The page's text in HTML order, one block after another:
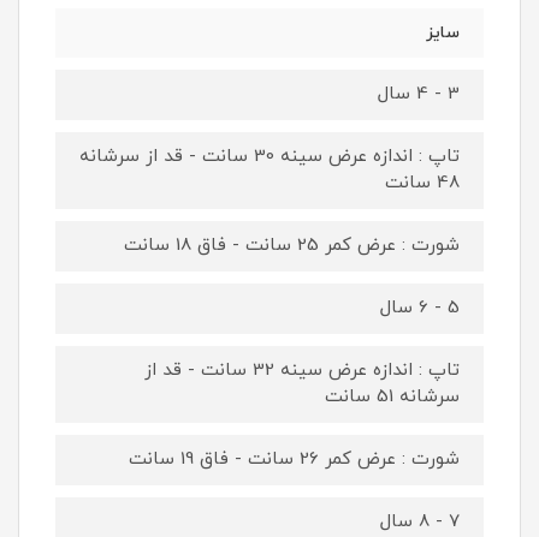
سایز
3 - 4 سال
تاپ : اندازه عرض سینه 30 سانت - قد از سرشانه
48 سانت
شورت : عرض کمر 25 سانت - فاق 18 سانت
5 - 6 سال
تاپ : اندازه عرض سینه 32 سانت - قد از
سرشانه 51 سانت
شورت : عرض کمر 26 سانت - فاق 19 سانت
7 - 8 سال